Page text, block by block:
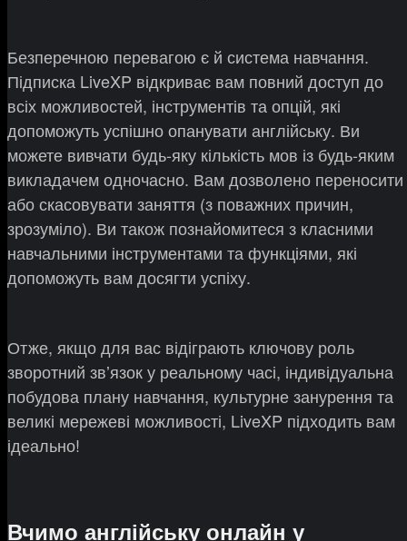
Безперечною перевагою є й система навчання.
Підписка LiveXP відкриває вам повний доступ до
всіх можливостей, інструментів та опцій, які
допоможуть успішно опанувати англійську. Ви
можете вивчати будь-яку кількість мов із будь-яким
викладачем одночасно. Вам дозволено переносити
або скасовувати заняття (з поважних причин,
зрозуміло). Ви також познайомитеся з класними
навчальними інструментами та функціями, які
допоможуть вам досягти успіху.
Отже, якщо для вас відіграють ключову роль
зворотний звʼязок у реальному часі, індивідуальна
побудова плану навчання, культурне занурення та
великі мережеві можливості, LiveXP підходить вам
ідеально!
Вчимо англійську онлайн у